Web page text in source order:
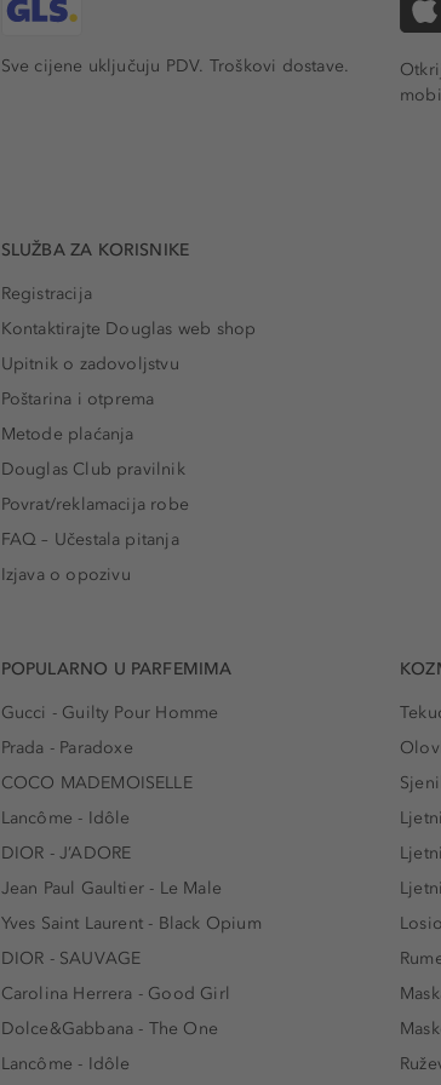
Sve cijene uključuju PDV. Troškovi dostave.
SLUŽBA ZA KORISNIKE
Registracija
Kontaktirajte Douglas web shop
Upitnik o zadovoljstvu
Poštarina i otprema
Metode plaćanja
Douglas Club pravilnik
Povrat/reklamacija robe
FAQ – Učestala pitanja
Izjava o opozivu
POPULARNO U PARFEMIMA
Gucci - Guilty Pour Homme
Prada - Paradoxe
COCO MADEMOISELLE
Lancôme - Idôle
DIOR - J’ADORE
Jean Paul Gaultier - Le Male
Yves Saint Laurent - Black Opium
DIOR - SAUVAGE
Carolina Herrera - Good Girl
Dolce&Gabbana - The One
Lancôme - Idôle